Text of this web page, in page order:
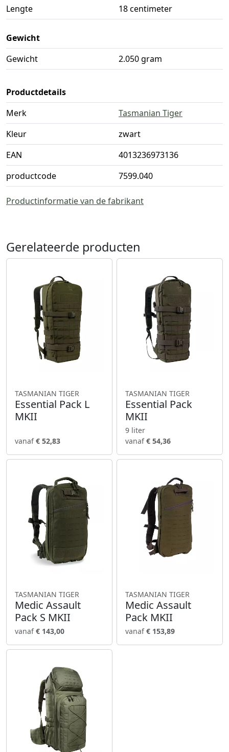
Lengte
18 centimeter
Gewicht
Gewicht
2.050 gram
Productdetails
Merk
Tasmanian Tiger
Kleur
zwart
EAN
4013236973136
productcode
7599.040
Productinformatie van de fabrikant
Gerelateerde producten
TASMANIAN TIGER
Essential Pack L
MKII
vanaf€ 52,83
TASMANIAN TIGER
Essential Pack
MKII
9 liter
vanaf€ 54,36
TASMANIAN TIGER
Medic Assault
Pack S MKII
vanaf€ 143,00
TASMANIAN TIGER
Medic Assault
Pack MKII
vanaf€ 153,89